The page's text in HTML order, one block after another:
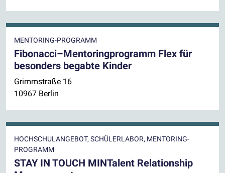
MENTORING-PROGRAMM
Fibonacci–Mentoringprogramm Flex für
besonders begabte Kinder
Grimmstraße 16
10967 Berlin
HOCHSCHULANGEBOT, SCHÜLERLABOR, MENTORING-
PROGRAMM
STAY IN TOUCH MINTalent Relationship